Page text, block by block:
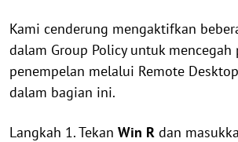
Kami cenderung mengaktifkan
dalam Group Policy untuk mencegah
penempelan melalui Remote
dalam bagian ini.
Langkah 1. Tekan Win R dan